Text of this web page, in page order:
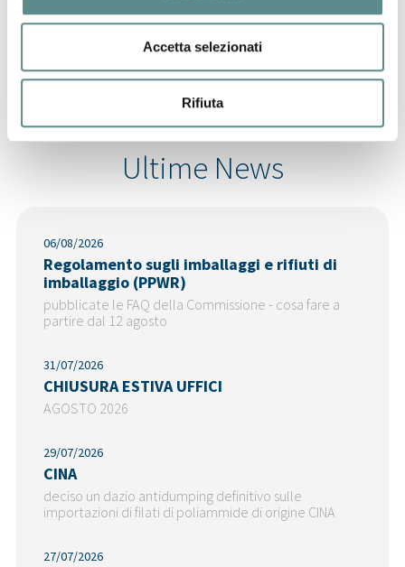
Accetta selezionati
Rifiuta
Ultime News
06/08/2026
Regolamento sugli imballaggi e rifiuti di
imballaggio (PPWR)
pubblicate le FAQ della Commissione - cosa fare a
partire dal 12 agosto
31/07/2026
CHIUSURA ESTIVA UFFICI
AGOSTO 2026
29/07/2026
CINA
deciso un dazio antidumping definitivo sulle
importazioni di filati di poliammide di origine CINA
27/07/2026